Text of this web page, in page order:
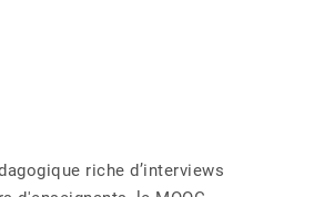
riche d’interviews